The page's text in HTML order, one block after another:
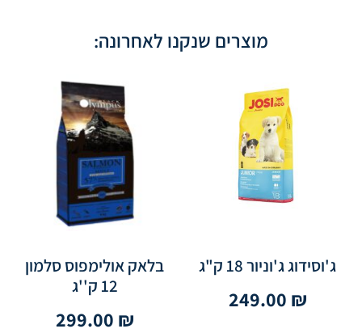
מוצרים שנקנו לאחרונה:
ג'וסידוג ג'וניור 18 ק"ג
249.00 ₪
בלאק אולימפוס סלמון
12 ק''ג
299.00 ₪